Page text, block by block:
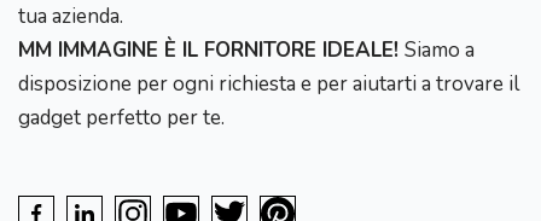
tua azienda.
MM IMMAGINE È IL FORNITORE IDEALE! Siamo a
disposizione per ogni richiesta e per aiutarti a trovare il
gadget perfetto per te.